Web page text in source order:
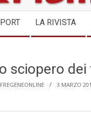
LA RIVISTA
sciopero dei
FREGENEONLINE 3 MARZO